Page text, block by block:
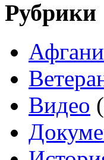
Рубрики
Видео